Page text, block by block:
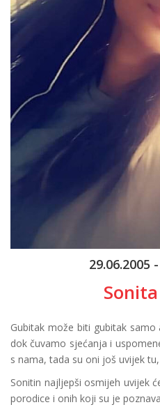
29.06.2005
Gubitak može biti gubitak samo
dok čuvamo sjećanja i
s nama, tada su oni još uvijek
Sonitin najljepši osmijeh uvijek
porodice i onih koji su je